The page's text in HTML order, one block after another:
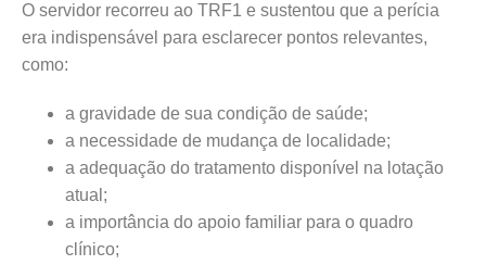
O servidor recorreu ao TRF1 e sustentou que a perícia
era indispensável para esclarecer pontos relevantes,
como:
a gravidade de sua condição de saúde;
a necessidade de mudança de localidade;
a adequação do tratamento disponível na lotação
atual;
a importância do apoio familiar para o quadro
clínico;